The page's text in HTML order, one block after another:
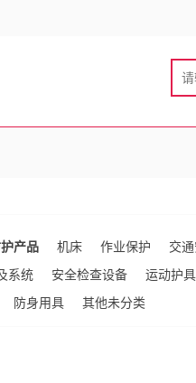
产品 机床 作业保护 交
系统 安全检查设备 运动护具
防身用具 其他未分类